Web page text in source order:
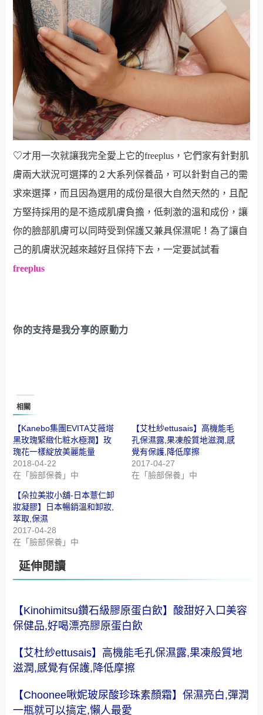
♡才用一次就讓我完全愛上它的freeplus，它們家有針對肌
膚兩大狀況可選擇的２大系列保養品，可以針對自己的需
求來選擇，而且因為選用的成份是很大自然天然的，且配
方堅持採用的是不造成肌膚負擔，低刺激的溫和成份，讓
你的臉部肌膚可以同時受到保護又兼具保濕呢！為了讓自
己的肌膚狀況越來越好且保持下去，一定要試試看
freeplus
你的支持是我分享的原動力
相關
【Kanebo集團EVITA艾薇塔
黑玫瑰緊緻化粧水極潤】玫
瑰花一樣綻放美麗能量
2018-04-22
在「臉部保養」中
【艾杜紗ettusais】高機能毛
孔保濕露,果凍般質地滋潤,感
覺有保護,降低摩擦
2017-04-27
在「臉部保養」中
【朵拉美妝小舖-日本薏仁卸
妝凝膠】日本暢銷溫和卸妝,
萃取,保濕
2017-04-28
在「臉部保養」中
延伸閱讀
【Kinohimitsu鑽石級膠原蛋白飲】酸甜好入口美容
保健品,好喝漂亮膠原蛋白飲
【艾杜紗ettusais】高機能毛孔保濕露,果凍般質地
滋潤,感覺有保護,降低摩擦
【Choonee啾妮玻尿酸珍珠素顏霜】保濕亮白,彈潤
一瓶就可以搞定,懶人最愛